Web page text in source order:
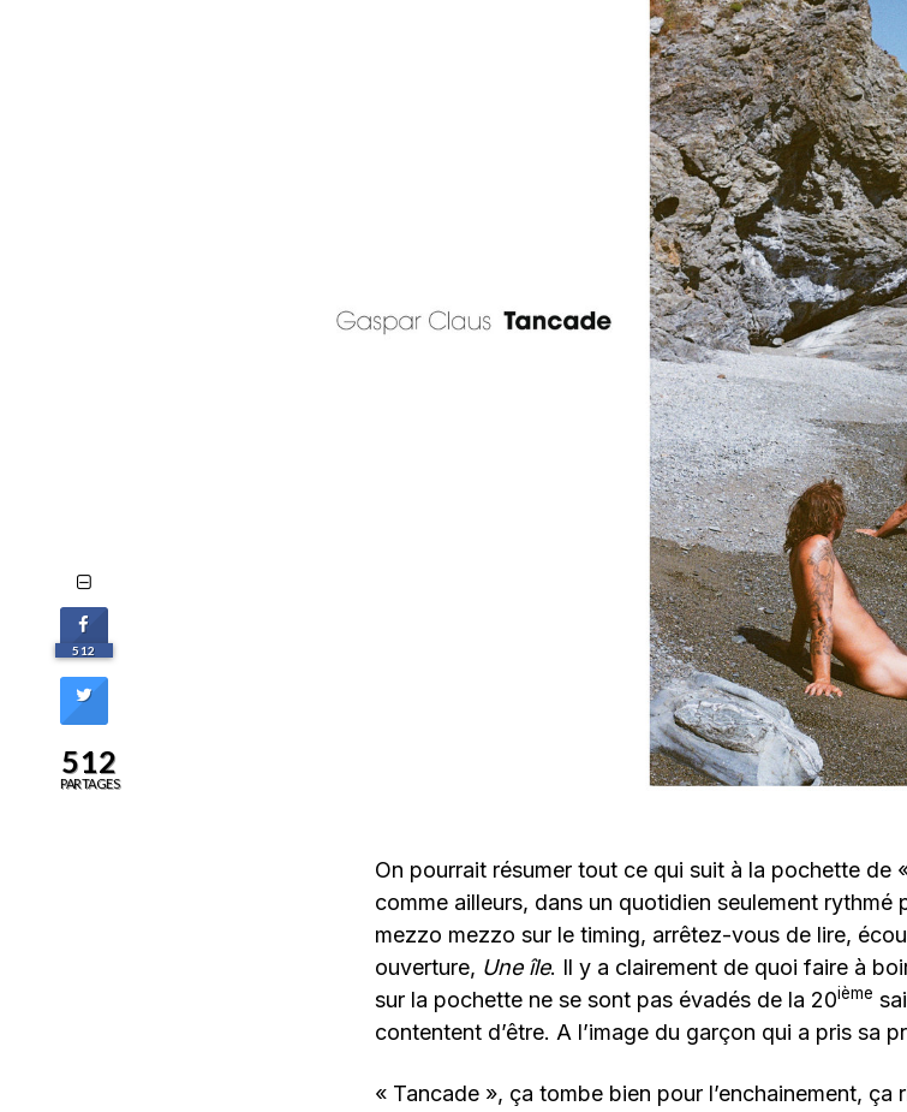
On pourrait résumer tout ce qui suit à la pochette de
comme ailleurs, dans un quotidien seulement rythmé
mezzo mezzo sur le timing, arrêtez-vous de lire,
ouverture, Une île. Il y a clairement de quoi faire à
sur la pochette ne se sont pas évadés de la 20ième
contentent d’être. A l’image du garçon qui a pris sa
« Tancade », ça tombe bien pour l’enchainement, ça
512
512
PARTAGES